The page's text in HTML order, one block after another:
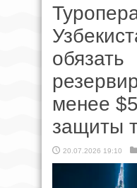
обязать
менее
защиты
20.07.2026 19:10